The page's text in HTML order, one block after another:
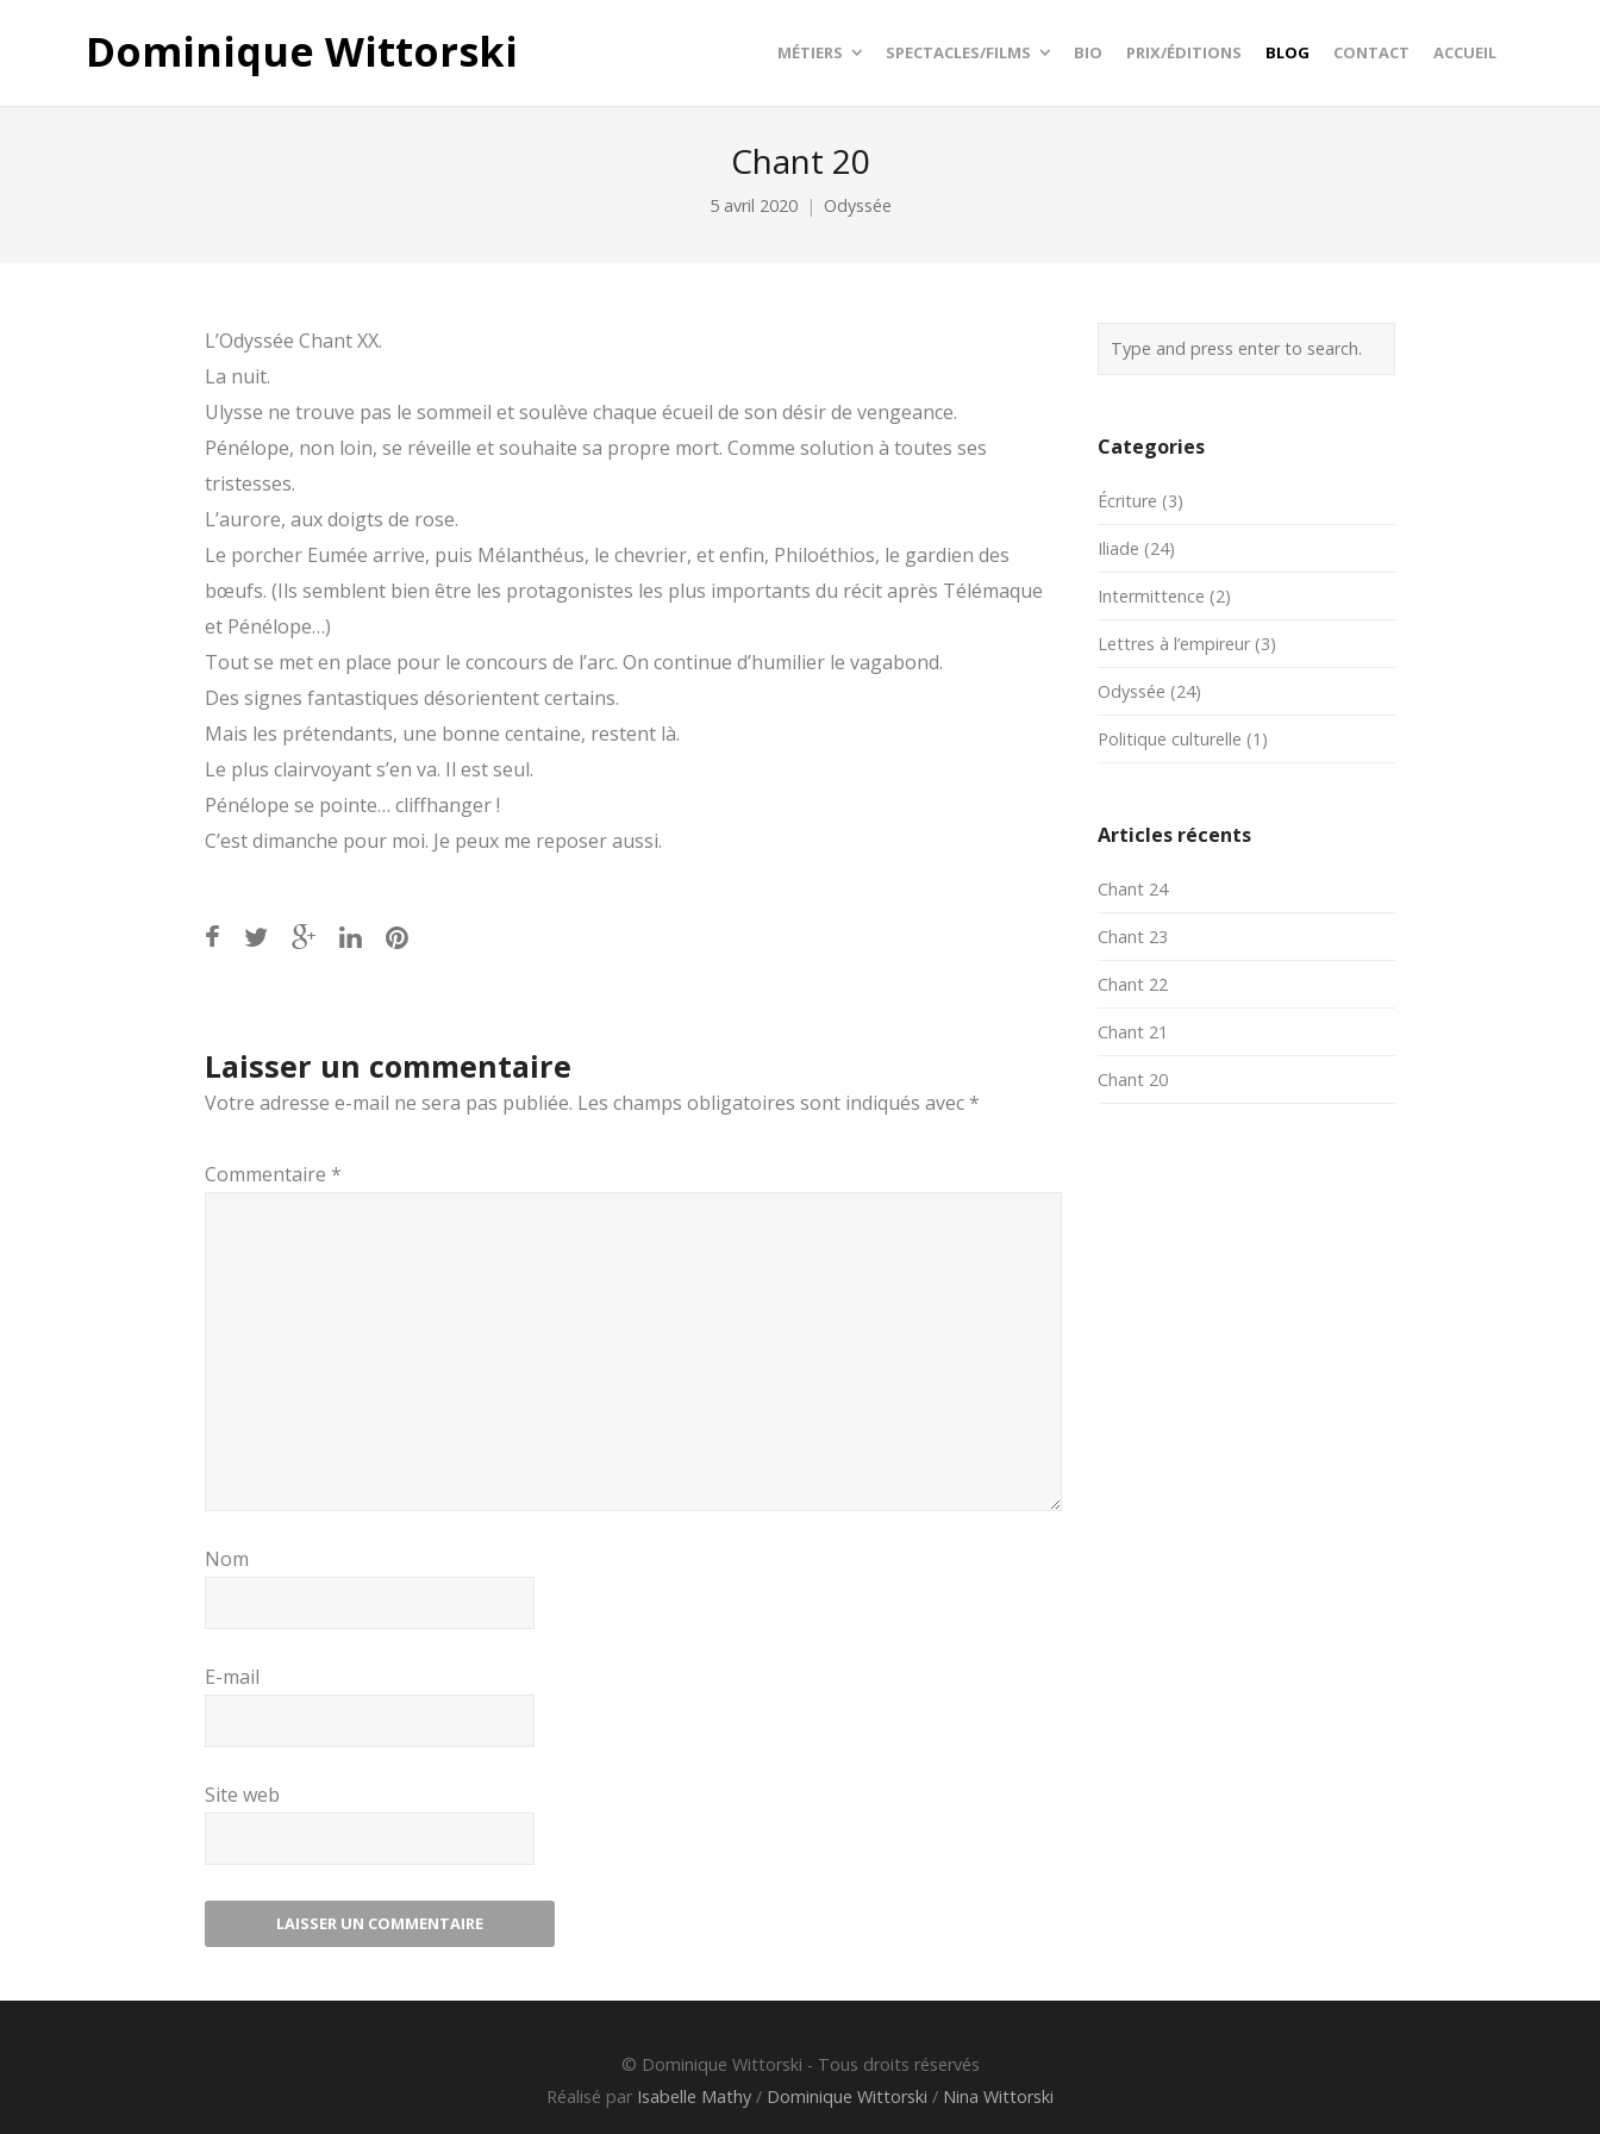
Dominique Wittorski MÉTIERS SPECTACLES/FILMS BIO PRIX/ÉDITIONS BLOG CONTACT ACCUEIL
Chant 20
5 avril 2020 Odyssée
L’Odyssée Chant XX.
La nuit.
Ulysse ne trouve pas le sommeil et soulève chaque écueil de son désir de vengeance.
Pénélope, non loin, se réveille et souhaite sa propre mort. Comme solution à toutes ses
tristesses.
L’aurore, aux doigts de rose.
Le porcher Eumée arrive, puis Mélanthéus, le chevrier, et enfin, Philoéthios, le gardien des
bœufs. (Ils semblent bien être les protagonistes les plus importants du récit après Télémaque
et Pénélope…)
Tout se met en place pour le concours de l’arc. On continue d’humilier le vagabond.
Des signes fantastiques désorientent certains.
Mais les prétendants, une bonne centaine, restent là.
Le plus clairvoyant s’en va. Il est seul.
Pénélope se pointe… cliffhanger !
C’est dimanche pour moi. Je peux me reposer aussi.
Laisser un commentaire
Votre adresse e-mail ne sera pas publiée. Les champs obligatoires sont indiqués avec *
Commentaire *
Nom
E-mail
Site web
Categories
Écriture (3)
Iliade (24)
Intermittence (2)
Lettres à l’empireur(3)
Odyssée (24)
Politique culturelle (1)
Articles récents
Chant 24
Chant 23
Chant 22
Chant 21
Chant 20
© Dominique Wittorski - Tous droits réservés
Réalisé par Isabelle Mathy / Dominique Wittorski / Nina Wittorski